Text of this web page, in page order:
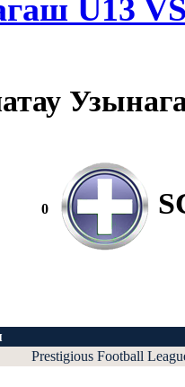
U13
0
Prestigious Football